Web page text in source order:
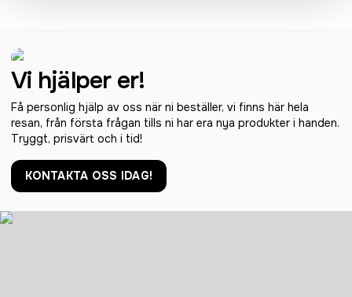
Vi hjälper er!
Få personlig hjälp av oss när ni beställer, vi finns här hela
resan, från första frågan tills ni har era nya produkter i handen.
Tryggt, prisvärt och i tid!
KONTAKTA OSS IDAG!